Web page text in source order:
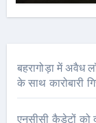
बहरागोड़ा में अवैध
के साथ कारोबारी
एनसीसी कैडेटों को